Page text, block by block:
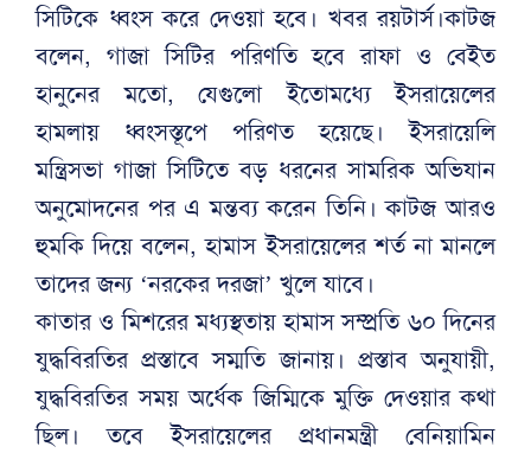
সিটিকে ধ্বংস করে দেওয়া হবে। খবর রয়টার্স।কাটজ
বলেন, গাজা সিটির পরিণতি হবে রাফা ও বেইত
হানুনের মতো, যেগুলো ইতোমধ্যে ইসরায়েলের
হামলায় ধ্বংসস্তূপে পরিণত হয়েছে। ইসরায়েলি
মন্ত্রিসভা গাজা সিটিতে বড় ধরনের সামরিক অভিযান
অনুমোদনের পর এ মন্তব্য করেন তিনি। কাটজ আরও
হুমকি দিয়ে বলেন, হামাস ইসরায়েলের শর্ত না মানলে
তাদের জন্য ‘নরকের দরজা’ খুলে যাবে।
কাতার ও মিশরের মধ্যস্থতায় হামাস সম্প্রতি ৬০ দিনের
যুদ্ধবিরতির প্রস্তাবে সম্মতি জানায়। প্রস্তাব অনুযায়ী,
যুদ্ধবিরতির সময় অর্ধেক জিম্মিকে মুক্তি দেওয়ার কথা
ছিল। তবে ইসরায়েলের প্রধানমন্ত্রী বেনিয়ামিন